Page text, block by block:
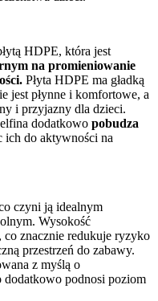
HDPE, która jest
na promieniowanie
Płyta HDPE ma gładką
jest płynne i komfortowe, a
i przyjazny dla dzieci.
dodatkowo pobudza
ich do aktywności na
czyni ją idealnym
Wysokość
znacznie redukuje ryzyko
przestrzeń do zabawy.
z myślą o
dodatkowo podnosi poziom